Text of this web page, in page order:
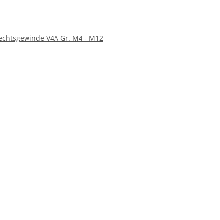
V4A Gr. M4 - M12